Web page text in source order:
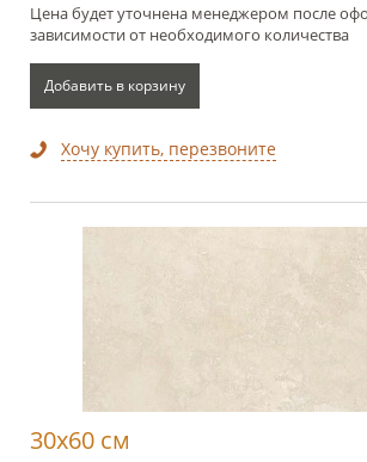
Цена будет уточнена менеджером после
зависимости от необходимого количества
Добавить в корзину
Хочу купить, перезвоните
30x60 см